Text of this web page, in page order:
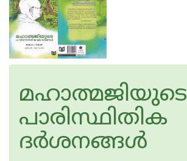
മഹാത്മജിയുടെ
പാരിസ്ഥിതിക
ദര്‍ശനങ്ങള്‍